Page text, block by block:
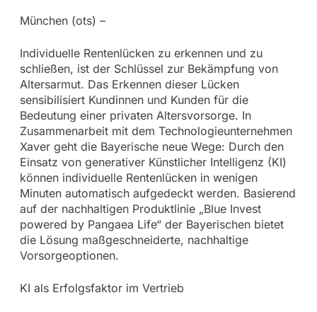
München (ots) –
Individuelle Rentenlücken zu erkennen und zu
schließen, ist der Schlüssel zur Bekämpfung von
Altersarmut. Das Erkennen dieser Lücken
sensibilisiert Kundinnen und Kunden für die
Bedeutung einer privaten Altersvorsorge. In
Zusammenarbeit mit dem Technologieunternehmen
Xaver geht die Bayerische neue Wege: Durch den
Einsatz von generativer Künstlicher Intelligenz (KI)
können individuelle Rentenlücken in wenigen
Minuten automatisch aufgedeckt werden. Basierend
auf der nachhaltigen Produktlinie „Blue Invest
powered by Pangaea Life“ der Bayerischen bietet
die Lösung maßgeschneiderte, nachhaltige
Vorsorgeoptionen.
KI als Erfolgsfaktor im Vertrieb